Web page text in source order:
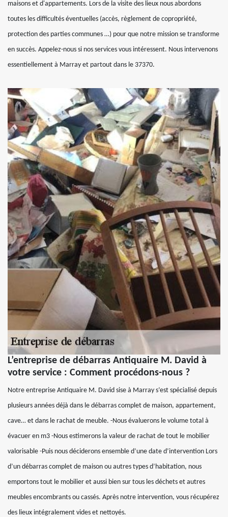
maisons et d'appartements. Lors de la visite des lieux nous abordons
toutes les difficultés éventuelles (accès, règlement de copropriété,
protection des parties communes …) pour que notre mission se transforme
en succès. Appelez-nous si nos services vous intéressent. Nous intervenons
essentiellement à Marray et partout dans le 37370.
L’entreprise de débarras Antiquaire M. David à
votre service : Comment procédons-nous ?
Notre entreprise Antiquaire M. David sise à Marray s’est spécialisé depuis
plusieurs années déjà dans le débarras complet de maison, appartement,
cave… et dans le rachat de meuble. -Nous évaluerons le volume total à
évacuer en m3 -Nous estimerons la valeur de rachat de tout le mobilier
valorisable -Puis nous déciderons ensemble d’une date d’intervention Lors
d’un débarras complet de maison ou autres types d’habitation, nous
emportons tout le mobilier et aussi bien sur tous les déchets et autres
meubles encombrants ou cassés. Après notre intervention, vous récupérez
des lieux intégralement vides et nettoyés.